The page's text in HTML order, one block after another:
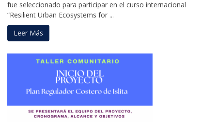
fue seleccionado para participar en el curso internacional
“Resilient Urban Ecosystems for ...
Leer Más